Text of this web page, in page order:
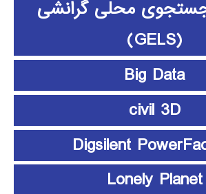
جستجوی محلی گرانشی
(GELS)
Big Data
civil 3D
Digsilent
Lonely Planet